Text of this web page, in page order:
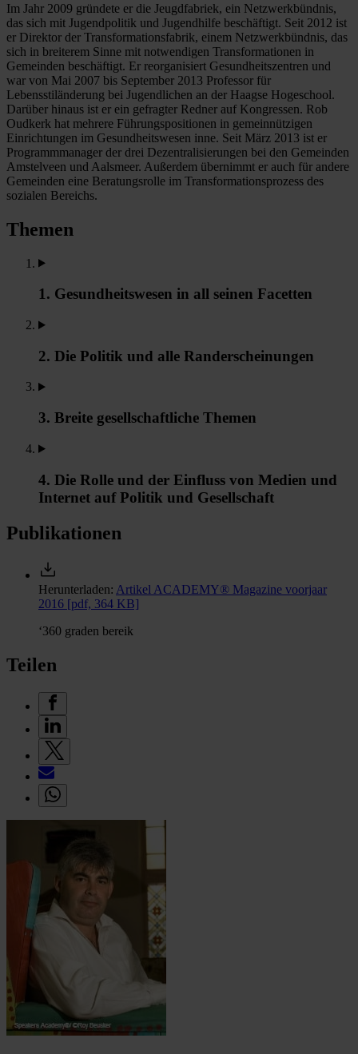
Im Jahr 2009 gründete er die Jeugdfabriek, ein Netzwerkbündnis,
das sich mit Jugendpolitik und Jugendhilfe beschäftigt. Seit 2012 ist
er Direktor der Transformationsfabrik, einem Netzwerkbündnis, das
sich in breiterem Sinne mit notwendigen Transformationen in
Gemeinden beschäftigt. Er reorganisiert Gesundheitszentren und
war von Mai 2007 bis September 2013 Professor für
Lebensstiländerung bei Jugendlichen an der Haagse Hogeschool.
Darüber hinaus ist er ein gefragter Redner auf Kongressen. Rob
Oudkerk hat mehrere Führungspositionen in gemeinnützigen
Einrichtungen im Gesundheitswesen inne. Seit März 2013 ist er
Programmmanager der drei Dezentralisierungen bei den Gemeinden
Amstelveen und Aalsmeer. Außerdem übernimmt er auch für andere
Gemeinden eine Beratungsrolle im Transformationsprozess des
sozialen Bereichs.
Themen
1. Gesundheitswesen in all seinen Facetten
2. Die Politik und alle Randerscheinungen
3. Breite gesellschaftliche Themen
4. Die Rolle und der Einfluss von Medien und
Internet auf Politik und Gesellschaft
Publikationen
Herunterladen: Artikel ACADEMY® Magazine voorjaar
2016 [pdf, 364 KB]
‘360 graden bereik
Teilen